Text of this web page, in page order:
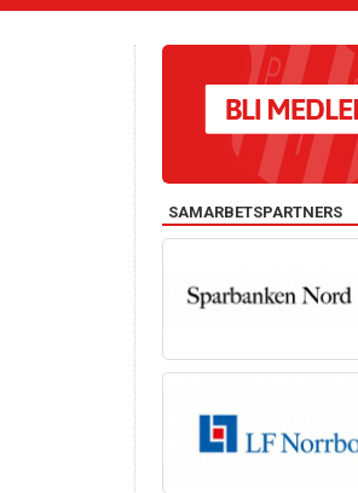
SAMARBETSPARTNERS